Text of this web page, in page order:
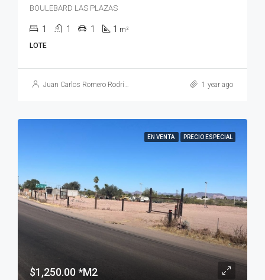
BOULEBARD LAS PLAZAS
1 1 1 1 m²
LOTE
Juan Carlos Romero Rodríguez 1 year ago
EN VENTA PRECIO ESPECIAL
$1,250.00 *M2